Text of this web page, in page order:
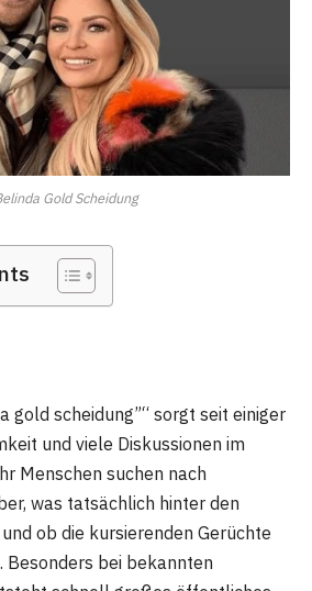
Gold Scheidung
gold scheidung”“ sorgt seit einiger
und viele Diskussionen im
Menschen suchen nach
was tatsächlich hinter den
ob die kursierenden Gerüchte
bei bekannten